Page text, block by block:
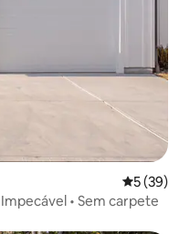
5 de uma
5 (39)
• Sem carpete